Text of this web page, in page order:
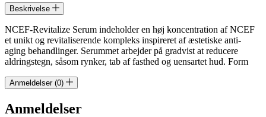
Beskrivelse
NCEF-Revitalize Serum indeholder en høj koncentration af NCEF
et unikt og revitaliserende kompleks inspireret af æstetiske anti-
aging behandlinger. Serummet arbejder på gradvist at reducere
aldringstegn, såsom rynker, tab af fasthed og uensartet hud. Form
Anmeldelser (0)
Anmeldelser